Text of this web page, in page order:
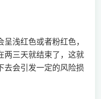
浅红色或者粉红色，
两三天就结束了，这就
去会引发一定的风险损